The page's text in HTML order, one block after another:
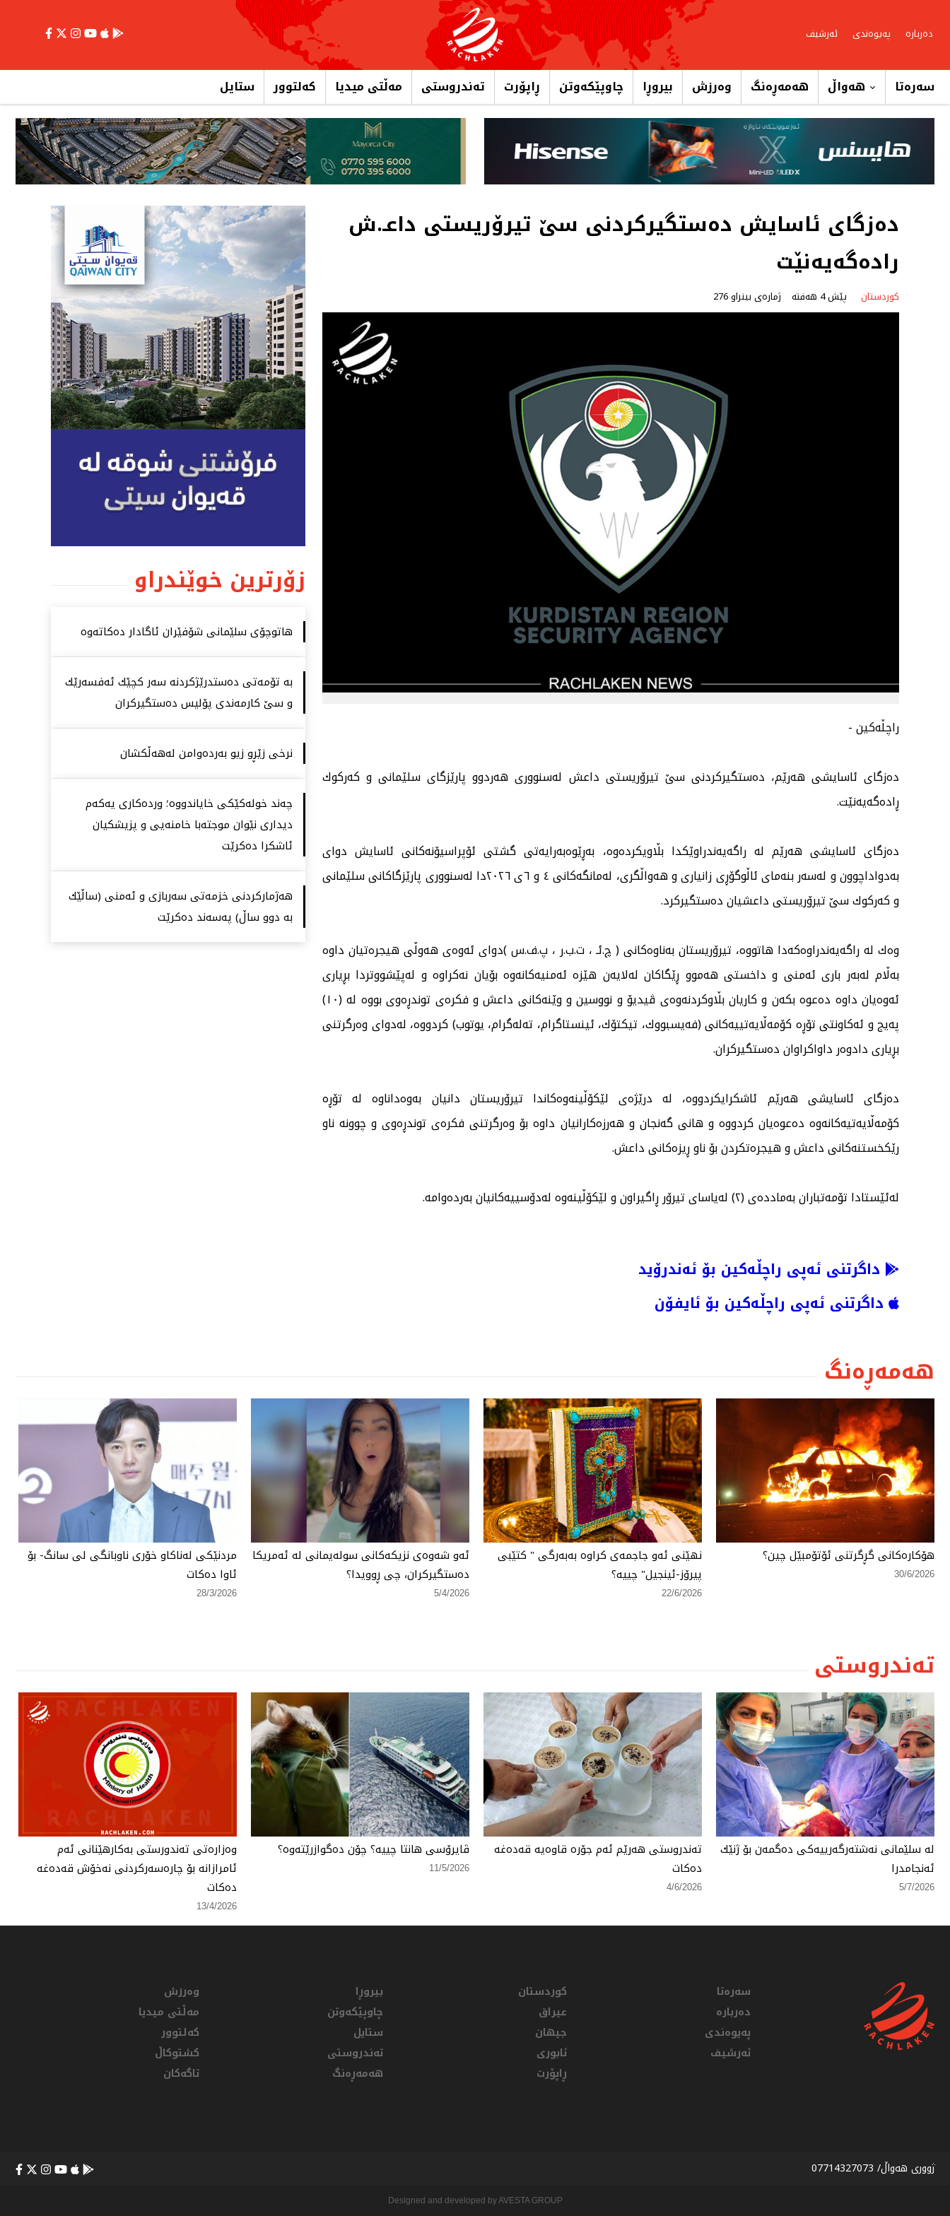
دەربارە پەیوەندی ئەرشیف
سەرەتا هەواڵ هەمەڕەنگ وەرزش بیروڕا چاوپێکەوتن ڕاپۆرت تەندروستی مەڵتی میدیا کەلتوور ستایل
دەزگای ئاسایش دەستگیركردنی سێ تیرۆریستی داعـ.ش
رادەگەیەنێت
کوردستان پێش 4 هەفتە ژمارەی بینراو 276
راچڵەكین -
دەزگای ئاسایشی هەرێم، دەستگیركردنی سێ تیرۆریستی داعش لەسنووری هەردوو پارێزگای سلێمانی و كەركوك
ڕادەگەیەنێت.
دەزگای ئاسایشی هەرێم لە راگەیەندراوێكدا بڵاویكردەوە، بەڕێوەبەرایەتی گشتی ئۆپراسیۆنەكانی ئاسایش دوای
بەدواداچوون و لەسەر بنەمای ئاڵوگۆڕی زانیاری و هەواڵگری، لەمانگەكانی ٤ و ٦ی ٢٠٢٦دا لەسنووری پارێزگاكانی سلێمانی
و كەركوك سێ تیرۆریستی داعشیان دەستگیركرد.
وەك لە راگەیەندراوەكەدا هاتووە، تیرۆریستان بەناوەكانی ( چ.ئـ ، ت.ب.ر ، پ.ف.س )دوای ئەوەی هەوڵی هیجرەتیان داوە
بەڵام لەبەر باری ئەمنی و داخستی هەموو ڕێگاكان لەلایەن هێزە ئەمنیەكانەوە بۆیان نەكراوە و لەپێشووتردا بڕیاری
ئەوەیان داوە دەعوە بكەن و كاریان بڵاوكردنەوەی ڤیدیۆ و نووسین و وێنەكانی داعش و فكرەی توندڕەوی بووە لە (١٠)
پەیج و ئەكاونتی تۆڕە كۆمەڵایەتییەكانی (فەیسبووك، تیكتۆك، ئینستاگرام، تەلەگرام، یوتوب) كردووە، لەدوای وەرگرتنی
بڕیاری دادوەر داواكراوان دەستگیركران.
دەزگای ئاسایشی هەرێم ئاشكرایكردووە، لە درێژەی لێكۆڵینەوەكاندا تیرۆریستان دانیان بەوەداناوە لە تۆڕە
كۆمەڵایەتیەكانەوە دەعوەیان كردووە و هانی گەنجان و هەرزەكارانیان داوە بۆ وەرگرتنی فكرەی توندڕەوی و چوونە ناو
رێكخستنەكانی داعش و هیجرەتكردن بۆ ناو ڕیزەكانی داعش.
لەئێستادا تۆمەتباران بەماددەی (٢) لەیاسای تیرۆر ڕاگیراون و لێكۆڵینەوە لەدۆسییەكانیان بەردەوامە.
داگرتنی ئەپی راچڵەکین بۆ ئەندرۆید
داگرتنی ئەپی راچڵەکین بۆ ئایفۆن
زۆرترین خوێندراو
هاتوچۆی سلێمانی شۆفێران ئاگادار دەكاتەوە
بە تۆمەتی دەستدرێژكردنە سەر كچێك ئەفسەرێك
و سێ كارمەندی پۆلیس دەستگیركران
نرخی زێڕو زیو بەردەوامن لەهەڵكشان
چەند خولەكێكی خایاندووە؛ وردەكاری یەكەم
دیداری نێوان موجتەبا خامنەیی و پزیشكیان
ئاشكرا دەكرێت
هەژماركردنی خزمەتی سەربازی و ئەمنی (ساڵێك
بە دوو ساڵ) پەسەند دەكرێت
هەمەڕەنگ
هۆكارەكانی گڕگرتنی ئۆتۆمبێل چین؟
30/6/2026
نهێنی ئەو جاجمەی كراوە بەبەرگی " كتێبی
پیرۆز-ئینجیل" چییە؟
22/6/2026
ئەو شەوەی نزیكەكانی سولەیمانی لە ئەمریكا
دەستگیركران، چی ڕوویدا؟
5/4/2026
مردنێكی لەناكاو خۆری ناوبانگی لی سانگ- بۆ
ئاوا دەكات
28/3/2026
تەندروستی
لە سلێمانی نەشتەرگەرییەكی دەگمەن بۆ ژنێك
ئەنجامدرا
5/7/2026
تەندروستی هەرێم ئەم جۆرە قاوەیە قەدەغە
دەكات
4/6/2026
ڤایرۆسی هانتا چییە؟ چۆن دەگوازرێتەوە؟
11/5/2026
وەزارەتی تەندورستی بەكارهێنانی ئەم
ئامرازانە بۆ چارەسەركردنی نەخۆش قەدەغە
دەكات
13/4/2026
سەرەتا
دەربارە
پەیوەندی
ئەرشیف
کوردستان
عيراق
جیهان
ئابوری
ڕاپۆرت
بیروڕا
چاوپێکەوتن
ستایل
تەندروستی
هەمەڕەنگ
وەرزش
مەڵتی میدیا
کەلتوور
کشتوکاڵ
تاگەکان
ژووری هەواڵ/ 07714327073
Designed and developed by AVESTA GROUP